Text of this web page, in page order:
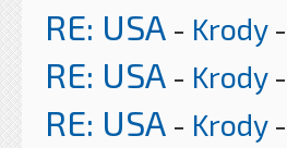
RE: USA - Krody-
RE: USA - Krody-
RE: USA - Krody-